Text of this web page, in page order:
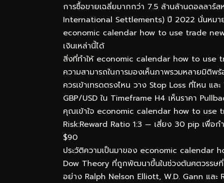
การซื้อขายเฉลี่ยมากกว่า 7.5 ล้านล้านดอลลาร์
International Settlements) ปี 2022 นั่นหมาย
economic calendar how to use trade
เงินเหล่านี้ได้
สิ่งที่ทำให้ economic calendar how to use
ความสามารถในการมองเห็นภาพรวมหลายมิติพ
ควรเข้าเทรดตรงไหน วาง Stop Loss ที่ไหน
GBP/USD ใน Timeframe H4 เห็นราคา
คุณเข้าใจ economic calendar how to use
Risk:Reward Ratio 1:3 — เสี่ยง 30 pip เพื่อ
$90
ประวัติความเป็นมาของ economic calendar
Dow Theory ที่ถูกพัฒนาขึ้นในช่วงต้นศตวรรษ
อย่าง Ralph Nelson Elliott, W.D. Gann แล